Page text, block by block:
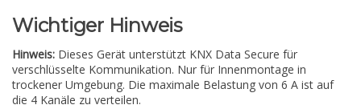
Wichtiger Hinweis
Hinweis: Dieses Gerät unterstützt KNX Data Secure für
verschlüsselte Kommunikation. Nur für Innenmontage in
trockener Umgebung. Die maximale Belastung von 6 A ist auf
die 4 Kanäle zu verteilen.